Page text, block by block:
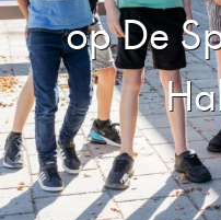
op De